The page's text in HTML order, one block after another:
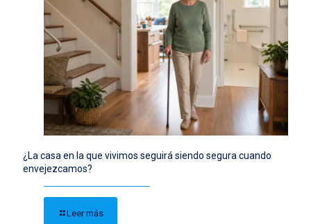
¿La casa en la que vivimos seguirá siendo segura cuando
envejezcamos?
Leer más